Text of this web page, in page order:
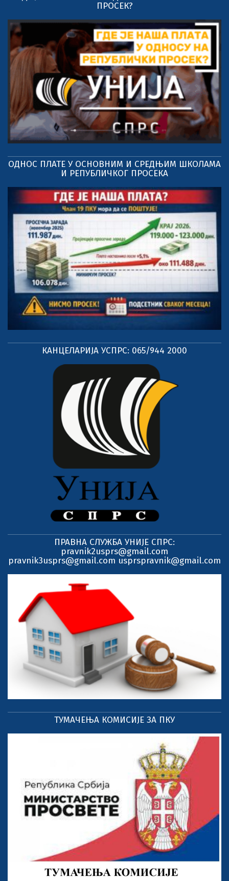
ПРОСЕК?
ОДНОС ПЛАТЕ У ОСНОВНИМ И СРЕДЊИМ ШКОЛАМА
И РЕПУБЛИЧКОГ ПРОСЕКА
КАНЦЕЛАРИЈА УСПРС: 065/944 2000
ПРАВНА СЛУЖБА УНИЈЕ СПРС:
pravnik2usprs@gmail.com
pravnik3usprs@gmail.com usprspravnik@gmail.com
ТУМАЧЕЊА КОМИСИЈЕ ЗА ПКУ